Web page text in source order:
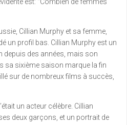
Cillian Murphy et sa femme,
un profil bas. Cillian Murphy est un
depuis des années, mais son
sa sixième saison marque la fin
sur de nombreux films à succès,
un acteur célèbre. Cillian
deux garçons, et un portrait de